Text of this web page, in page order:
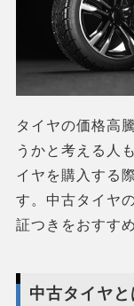
タイヤの価格高
うかと考える人
イヤを購入する
す。中古タイヤ
証つきをおすす
中古タイヤと